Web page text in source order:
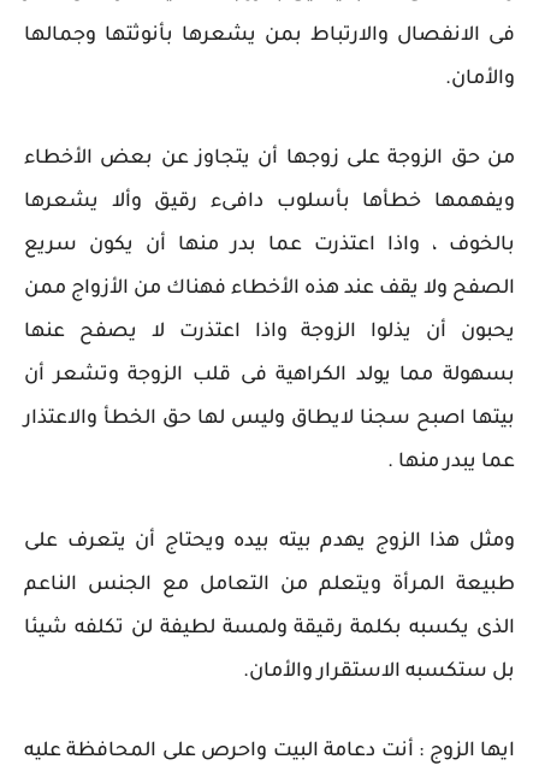
فى الانفصال والارتباط بمن يشعرها بأنوثتها وجمالها
والأمان.
من حق الزوجة على زوجها أن يتجاوز عن بعض الأخطاء
ويفهمها خطأها بأسلوب دافىء رقيق وألا يشعرها
بالخوف ، واذا اعتذرت عما بدر منها أن يكون سريع
الصفح ولا يقف عند هذه الأخطاء فهناك من الأزواج ممن
يحبون أن يذلوا الزوجة واذا اعتذرت لا يصفح عنها
بسهولة مما يولد الكراهية فى قلب الزوجة وتشعر أن
بيتها اصبح سجنا لايطاق وليس لها حق الخطأ والاعتذار
عما يبدر منها .
ومثل هذا الزوج يهدم بيته بيده ويحتاج أن يتعرف على
طبيعة المرأة ويتعلم من التعامل مع الجنس الناعم
الذى يكسبه بكلمة رقيقة ولمسة لطيفة لن تكلفه شيئا
بل ستكسبه الاستقرار والأمان.
ايها الزوج : أنت دعامة البيت واحرص على المحافظة عليه